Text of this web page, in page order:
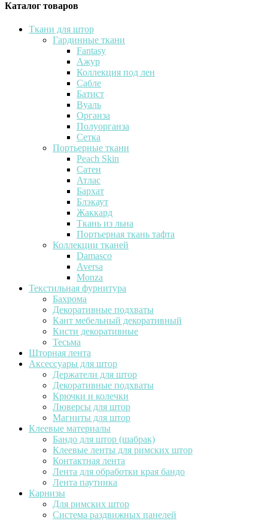
Каталог товаров
Ткани для штор
Гардинные ткани
Fantasy
Ажур
Коллекция под лен
Сабле
Батист
Вуаль
Органза
Полуорганза
Сетка
Портьерные ткани
Peach Skin
Сатен
Атлас
Бархат
Блэкаут
Жаккард
Ткань из льна
Портьерная ткань тафта
Коллекции тканей
Damasco
Aversa
Monza
Текстильная фурнитура
Бахрома
Декоративные подхваты
Кант мебельный декоративный
Кисти декоративные
Тесьма
Шторная лента
Аксессуары для штор
Держатели для штор
Декоративные подхваты
Крючки и колечки
Люверсы для штор
Магниты для штор
Клеевые материалы
Бандо для штор (шабрак)
Клеевые ленты для римских штор
Контактная лента
Лента для обработки края бандо
Лента паутинка
Карнизы
Для римских штор
Система раздвижных панелей